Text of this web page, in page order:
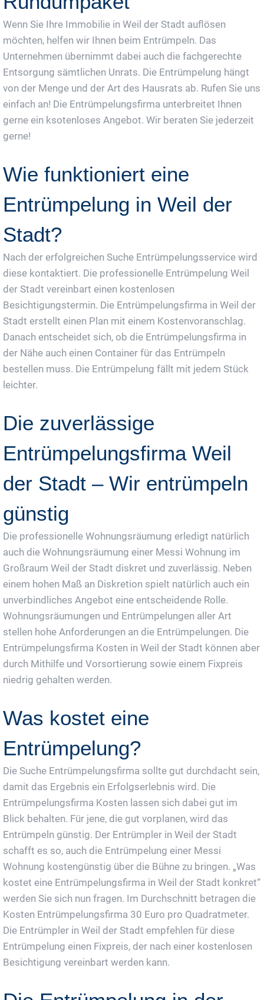
Wenn Sie Ihre Immobilie in Weil der Stadt auflösen
möchten, helfen wir Ihnen beim Entrümpeln. Das
Unternehmen übernimmt dabei auch die fachgerechte
Entsorgung sämtlichen Unrats. Die Entrümpelung hängt
von der Menge und der Art des Hausrats ab. Rufen Sie uns
einfach an! Die Entrümpelungsfirma unterbreitet Ihnen
gerne ein ksotenloses Angebot. Wir beraten Sie jederzeit
gerne!
Wie funktioniert eine
Entrümpelung in Weil der
Stadt?
Nach der erfolgreichen Suche Entrümpelungsservice wird
diese kontaktiert. Die professionelle Entrümpelung Weil
der Stadt vereinbart einen kostenlosen
Besichtigungstermin. Die Entrümpelungsfirma in Weil der
Stadt erstellt einen Plan mit einem Kostenvoranschlag.
Danach entscheidet sich, ob die Entrümpelungsfirma in
der Nähe auch einen Container für das Entrümpeln
bestellen muss. Die Entrümpelung fällt mit jedem Stück
leichter.
Die zuverlässige
Entrümpelungsfirma Weil
der Stadt – Wir entrümpeln
günstig
Die professionelle Wohnungsräumung erledigt natürlich
auch die Wohnungsräumung einer Messi Wohnung im
Großraum Weil der Stadt diskret und zuverlässig. Neben
einem hohen Maß an Diskretion spielt natürlich auch ein
unverbindliches Angebot eine entscheidende Rolle.
Wohnungsräumungen und Entrümpelungen aller Art
stellen hohe Anforderungen an die Entrümpelungen. Die
Entrümpelungsfirma Kosten in Weil der Stadt können aber
durch Mithilfe und Vorsortierung sowie einem Fixpreis
niedrig gehalten werden.
Was kostet eine
Entrümpelung?
Die Suche Entrümpelungsfirma sollte gut durchdacht sein,
damit das Ergebnis ein Erfolgserlebnis wird. Die
Entrümpelungsfirma Kosten lassen sich dabei gut im
Blick behalten. Für jene, die gut vorplanen, wird das
Entrümpeln günstig. Der Entrümpler in Weil der Stadt
schafft es so, auch die Entrümpelung einer Messi
Wohnung kostengünstig über die Bühne zu bringen. „Was
kostet eine Entrümpelungsfirma in Weil der Stadt konkret“
werden Sie sich nun fragen. Im Durchschnitt betragen die
Kosten Entrümpelungsfirma 30 Euro pro Quadratmeter.
Die Entrümpler in Weil der Stadt empfehlen für diese
Entrümpelung einen Fixpreis, der nach einer kostenlosen
Besichtigung vereinbart werden kann.